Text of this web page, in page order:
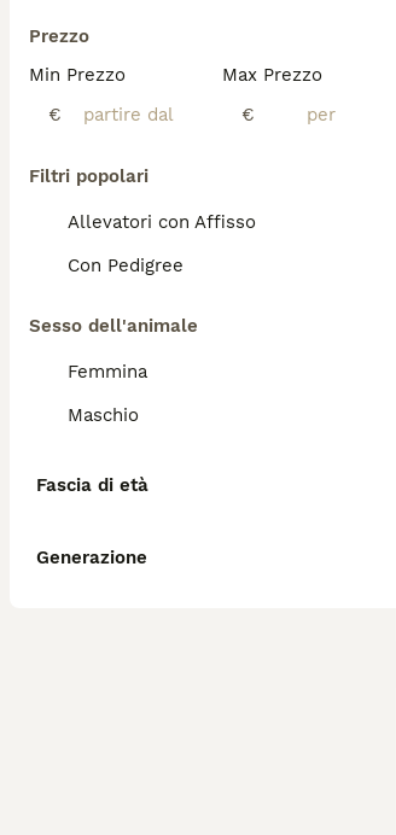
Prezzo
Min Prezzo
€
Max Prezzo
€
Filtri popolari
Allevatori con Affisso
Con Pedigree
Sesso dell'animale
Femmina
Maschio
Fascia di età
Generazione